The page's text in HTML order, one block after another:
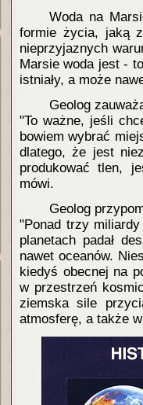
Woda na
formie życia, jaką
nieprzyjaznych
Marsie woda jest -
istniały, a może
Geolog
"To ważne, jeśli
bowiem wybrać
dlatego, że jest
produkować tlen,
mówi.
Geolog
"Ponad trzy
planetach padał
nawet oceanów.
kiedyś obecnej na
w przestrzeń
ziemska sile
atmosferę, a także